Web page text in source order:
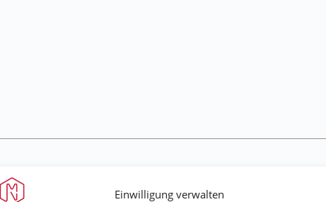
Einwilligung verwalten